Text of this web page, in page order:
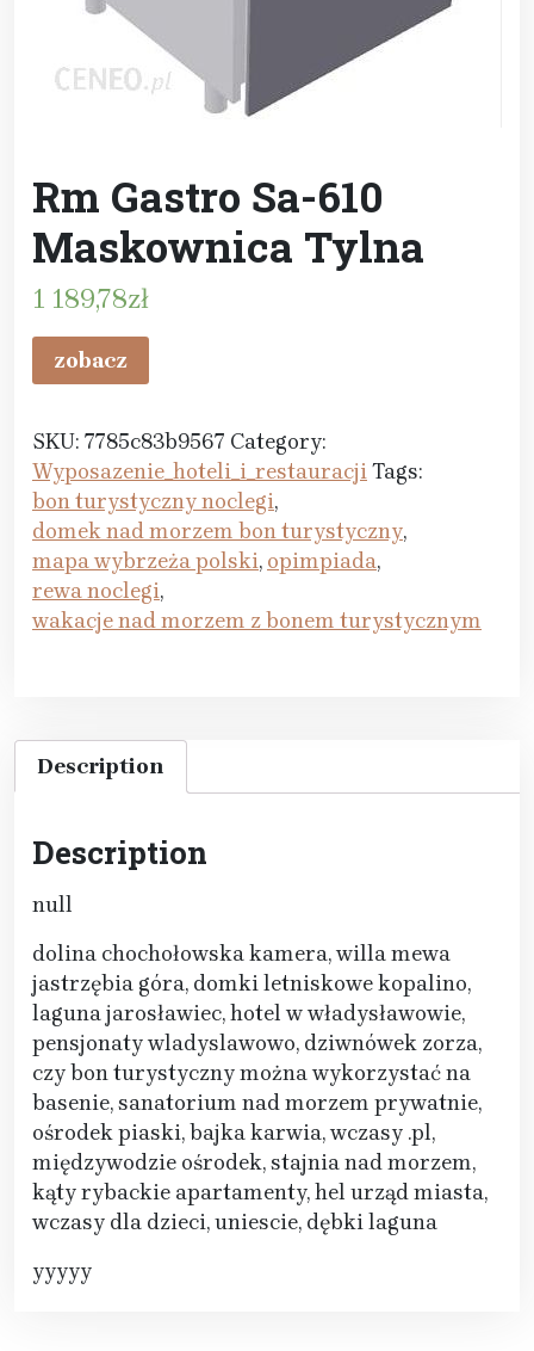
Rm Gastro Sa-610
Maskownica Tylna
1 189,78zł
zobacz
SKU: 7785c83b9567 Category:
Wyposazenie_hoteli_i_restauracjiTags:
bon turystyczny noclegi,
domek nad morzem bon turystyczny,
mapa wybrzeża polski, opimpiada,
rewa noclegi,
wakacje nad morzem z bonem turystycznym
Description
Description
null
dolina chochołowska kamera, willa mewa
jastrzębia góra, domki letniskowe kopalino,
laguna jarosławiec, hotel w władysławowie,
pensjonaty wladyslawowo, dziwnówek zorza,
czy bon turystyczny można wykorzystać na
basenie, sanatorium nad morzem prywatnie,
ośrodek piaski, bajka karwia, wczasy .pl,
międzywodzie ośrodek, stajnia nad morzem,
kąty rybackie apartamenty, hel urząd miasta,
wczasy dla dzieci, uniescie, dębki laguna
yyyyy